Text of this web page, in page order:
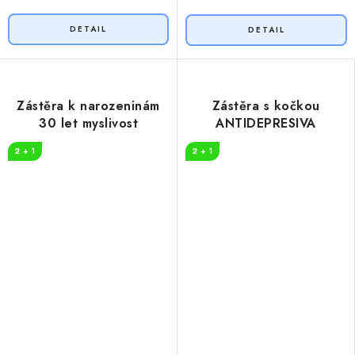
Zástěra k narozeninám
30 let myslivost
2 + 1
Zástěra s kočkou
ANTIDEPRESIVA
2 + 1